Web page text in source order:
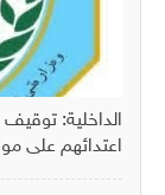
الداخلية:
اعتدائهم على